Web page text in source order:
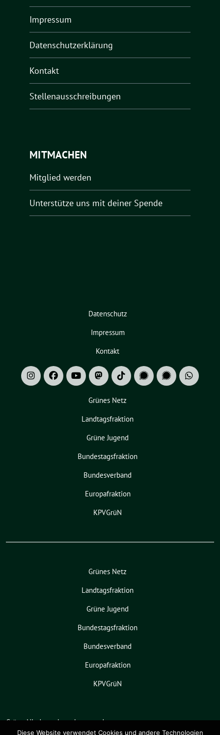
Impressum
Datenschutzerklärung
Kontakt
Stellenausschreibungen
MITMACHEN
Mitglied werden
Unterstütze uns mit deiner Spende
Datenschutz
Impressum
Kontakt
Grünes Netz
Landtagsfraktion
Grüne Jugend
Bundestagsfraktion
Bundesverband
Europafraktion
KPVGrüN
Grünes Netz
Landtagsfraktion
Grüne Jugend
Bundestagsfraktion
Bundesverband
Europafraktion
KPVGrüN
Grüne Niedersachsen benutzt das
freie grüne Themesunflower ‐ ein
Diese Website verwendet Cookies und andere Technologien